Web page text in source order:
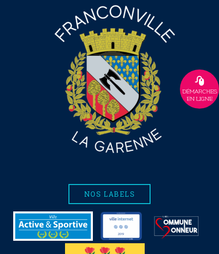
NOS LABELS
DÉMARCHES
EN LIGNE